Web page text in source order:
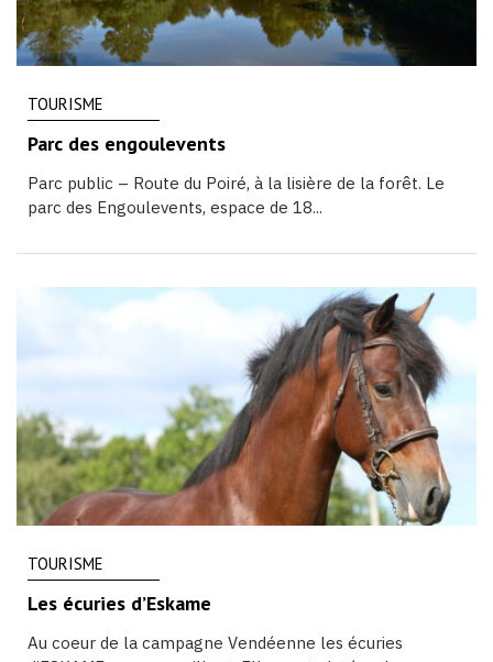
TOURISME
Parc des engoulevents
Parc public – Route du Poiré, à la lisière de la forêt. Le
parc des Engoulevents, espace de 18...
TOURISME
Les écuries d’Eskame
Au coeur de la campagne Vendéenne les écuries